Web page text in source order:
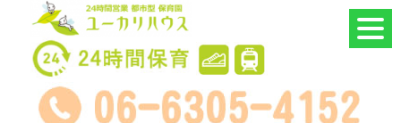
24時間託児所 ユーカリハウス